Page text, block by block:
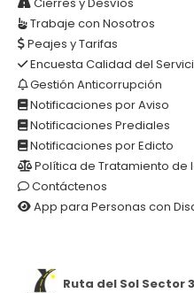
Trabaje con Nosotros
Peajes y Tarifas
Encuesta Calidad del
Gestión Anticorrupción
Notificaciones por Aviso
Notificaciones Prediales
Notificaciones por Edicto
Política de Tratamiento de
Contáctenos
App para Personas con
Ruta del Sol Sector 3